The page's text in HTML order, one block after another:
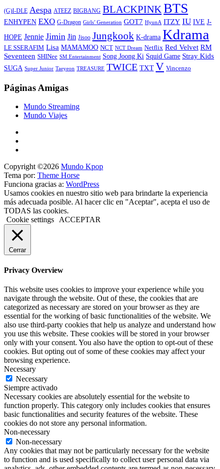
(G)I-DLE Aespa ATEEZ BIGBANG BLACKPINKBTS
ENHYPEN EXO G-Dragon Girls’ Generation GOT7 HyunA ITZY IU IVE J-
HOPE Jennie Jimin Jin Jisoo Jungkook K-drama Kdrama
LE SSERAFIM Lisa MAMAMOO NCT NCT Dream Netflix Red Velvet RM
Seventeen SHINee SM Entertainment Song Joong Ki Squid Game Stray Kids
SUGA Super Junior Taeyeon TREASURE TWICE TXT V Vincenzo
Páginas Amigas
Mundo Streaming
Mundo Viajes
Copyright ©2026 Mundo Kpop
Tema por: Theme Horse
Funciona gracias a: WordPress
Usamos cookies en nuestro sitio web para brindarte la experiencia
más adecuada posible. Al hacer clic en "Aceptar", acepta el uso de
TODAS las cookies.
Cookie settings
ACCEPTAR
Cerrar
Privacy Overview
This website uses cookies to improve your experience while you
navigate through the website. Out of these, the cookies that are
categorized as necessary are stored on your browser as they are
essential for the working of basic functionalities of the website. We
also use third-party cookies that help us analyze and understand how
you use this website. These cookies will be stored in your browser
only with your consent. You also have the option to opt-out of these
cookies. But opting out of some of these cookies may affect your
browsing experience.
Necessary
Necessary
Siempre activado
Necessary cookies are absolutely essential for the website to
function properly. This category only includes cookies that ensures
basic functionalities and security features of the website. These
cookies do not store any personal information.
Non-necessary
Non-necessary
Any cookies that may not be particularly necessary for the website
to function and is used specifically to collect user personal data via